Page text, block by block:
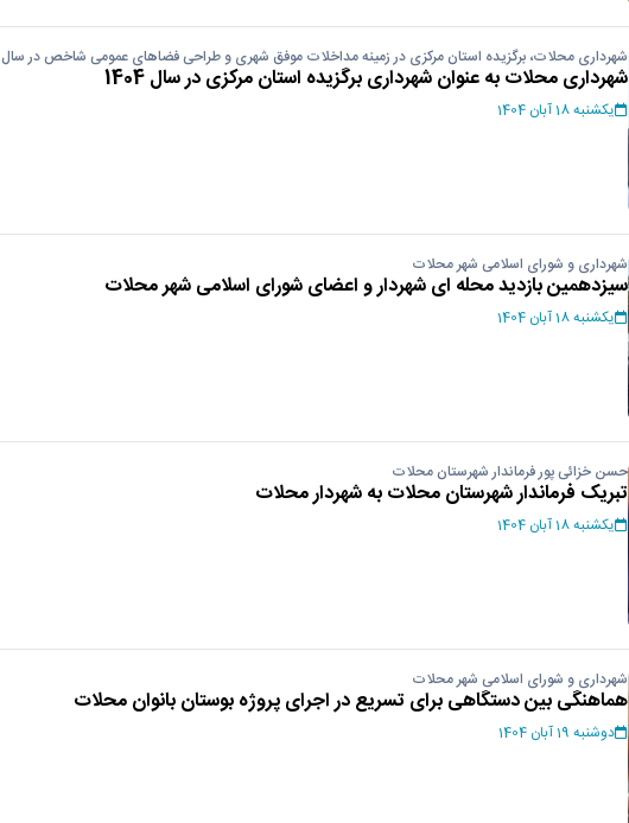
شهرداری محلات، برگزیده استان مرکزی در زمینه مداخلات موفق شهری و طراحی فضاهای عمومی شاخص در سال 1404
شهرداری محلات به عنوان شهرداری برگزیده استان مرکزی در سال 1404
یکشنبه 18 آبان 1404
شهرداری و شورای اسلامی شهر محلات
سیزدهمین بازدید محله ای شهردار و اعضای شورای اسلامی شهر محلات
یکشنبه 18 آبان 1404
حسن خزائی پور فرماندار شهرستان محلات
تبریک فرماندار شهرستان محلات به شهردار محلات
یکشنبه 18 آبان 1404
شهرداری و شورای اسلامی شهر محلات
هماهنگی بین دستگاهی برای تسریع در اجرای پروژه بوستان بانوان محلات
دوشنبه 19 آبان 1404